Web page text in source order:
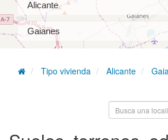
Tipo vivienda Alicante